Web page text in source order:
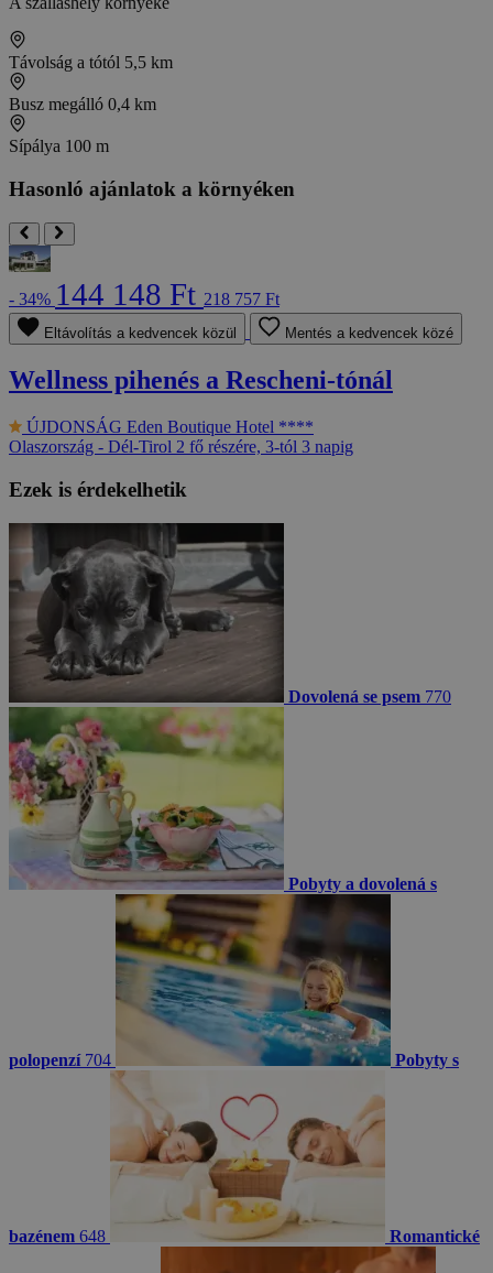
Távolság a tótól 5,5 km
Busz megálló 0,4 km
Sípálya 100 m
Hasonló ajánlatok a környéken
- 34% 144 148 Ft 218 757 Ft
Eltávolítás a kedvencek közül Mentés a kedvencek közé
Wellness pihenés a Rescheni-tónál
ÚJDONSÁG Eden Boutique Hotel ****
Olaszország - Dél-Tirol 2 fő részére, 3-tól 3 napig
Ezek is érdekelhetik
Dovolená se psem 770
Pobyty a dovolená s
polopenzí 704 Pobyty s
bazénem 648 Romantické